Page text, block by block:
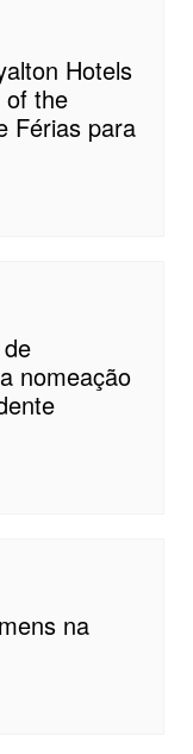
Hotels
of the
Férias para
nomeação
na